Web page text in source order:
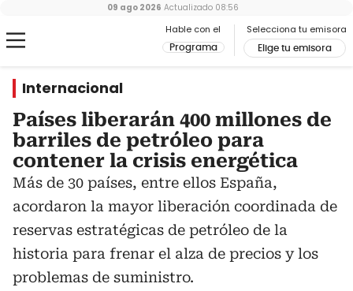
Hable con el
Programa
Selecciona tu emisora
Elige tu emisora
09 ago 2026 Actualizado 08:56
Internacional
Países liberarán 400 millones de
barriles de petróleo para
contener la crisis energética
Más de 30 países, entre ellos España,
acordaron la mayor liberación coordinada de
reservas estratégicas de petróleo de la
historia para frenar el alza de precios y los
problemas de suministro.